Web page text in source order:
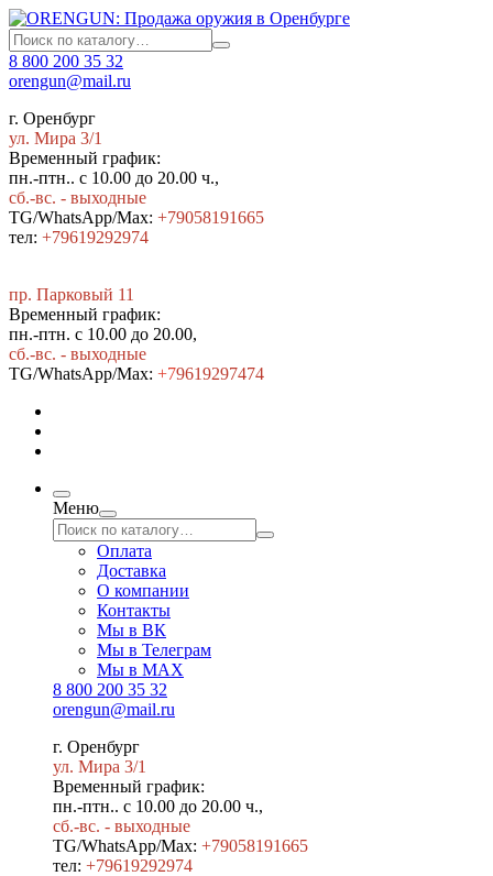
8 800 200 35 32
orengun@mail.ru
г. Оренбург
ул. Мира 3/1
Временный график:
пн.-птн.. с 10.00 до 20.00 ч.,
сб.-вс. - выходные
TG/WhatsApp/Max: +79058191665
тел: +79619292974
пр. Парковый 11
Временный график:
пн.-птн. с 10.00 до 20.00,
сб.-вс. - выходные
TG/WhatsApp/Max: +79619297474
Меню
Оплата
Доставка
О компании
Контакты
Мы в ВК
Мы в Телеграм
Мы в МAX
8 800 200 35 32
orengun@mail.ru
г. Оренбург
ул. Мира 3/1
Временный график:
пн.-птн.. с 10.00 до 20.00 ч.,
сб.-вс. - выходные
TG/WhatsApp/Max: +79058191665
тел: +79619292974